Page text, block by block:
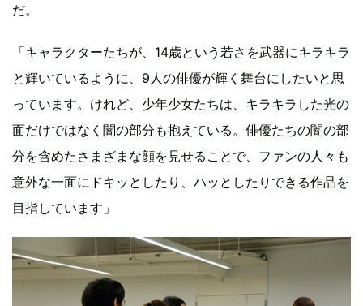
だ。
「キャラクターたちが、14歳という若さを武器にキラキラ
と輝いているように、9人の俳優が輝く舞台にしたいと思
っています。けれど、少年少女たちは、キラキラした光の
面だけではなく闇の部分も抱えている。俳優たちの闇の部
分を含めたさまざまな顔を見せることで、ファンの人々も
意外な一面にドキッとしたり、ハッとしたりできる作品を
目指しています」